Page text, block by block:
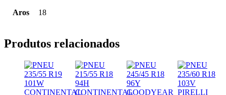
Aros 18
Produtos relacionados